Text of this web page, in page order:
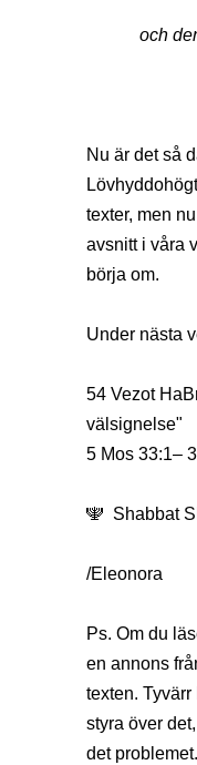
och
Nu är det så
texter, men
avsnitt i våra
börja om.
Under nästa
54 Vezot
välsignelse"
5 Mos 33:1–
🕎 Shabbat
/Eleonora
Ps. Om du
en annons
texten.
styra över
det